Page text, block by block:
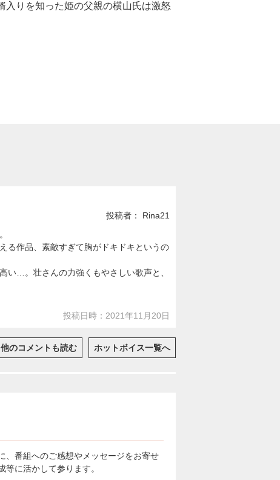
入りを知った姫の父親の横山氏は激怒
投稿者： Rina21
る作品、素敵すぎて胸がドキドキというの
い…。壮さんの力強くもやさしい歌声と、
投稿日時：2021年11月20日
他のコメントも読む ホットボイス一覧へ
、番組へのご感想やメッセージをお寄せ
に活かして参ります。